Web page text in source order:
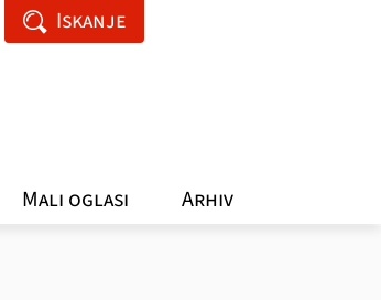
Mali oglasi Arhiv
Iskanje